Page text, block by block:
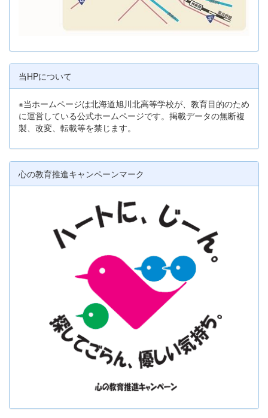
当HPについて
※当ホームページは北海道旭川北高等学校が、教育目的のため
に運営している公式ホームページです。掲載データの無断複
製、改変、転載等を禁じます。
心の教育推進キャンペーンマーク